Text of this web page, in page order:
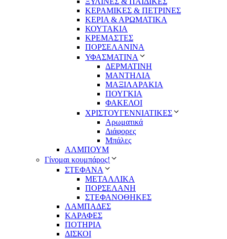
ΚΕΡΑΜΙΚΕΣ & ΠΕΤΡΙΝΕΣ
ΚΕΡΙΑ & ΑΡΩΜΑΤΙΚΑ
ΚΟΥΤΑΚΙΑ
ΚΡΕΜΑΣΤΕΣ
ΠΟΡΣΕΛΑΝΙΝΑ
ΥΦΑΣΜΑΤΙΝA
ΔΕΡΜΑΤΙΝΗ
ΜΑΝΤΗΛΙΑ
ΜΑΞΙΛΑΡΑΚΙΑ
ΠΟΥΓΚΙΑ
ΦΑΚΕΛΟΙ
ΧΡΙΣΤΟΥΓΕΝΝΙΑΤΙΚΕΣ
Αρωματικά
Διάφορες
Μπάλες
ΑΛΜΠΟΥΜ
Γίνομαι κουμπάρος!
ΣΤΕΦΑΝΑ
ΜΕΤΑΛΛΙΚΑ
ΠΟΡΣΕΛΑΝΗ
ΣΤΕΦΑΝΟΘΗΚΕΣ
ΛΑΜΠΑΔΕΣ
ΚΑΡΑΦΕΣ
ΠΟΤΗΡΙΑ
ΔΙΣΚΟΙ